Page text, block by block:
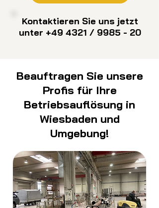
Kontaktieren Sie uns jetzt
unter +49 4321 / 9985 - 20
Beauftragen Sie unsere
Profis für Ihre
Betriebsauflösung in
Wiesbaden und
Umgebung!